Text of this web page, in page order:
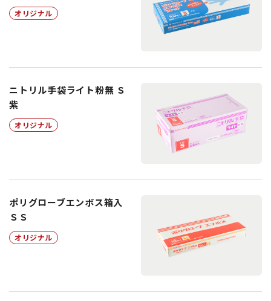
オリジナル
ニトリル手袋ライト粉無 Ｓ
紫
オリジナル
ポリグローブエンボス箱入
ＳＳ
オリジナル